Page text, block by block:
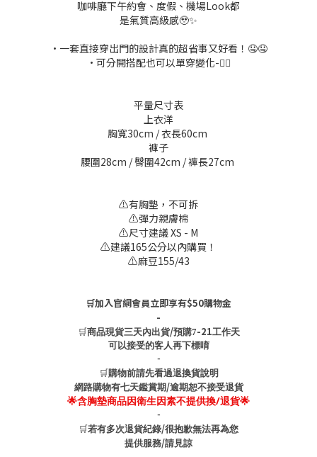
咖啡廳下午約會、度假、機場Look都
是氣質高級感🥹✨
•一套直接穿出門的設計真的超省事又好看！🤤🤤
•可分開搭配也可以單穿變化-👍🏻
平量尺寸表
上衣洋
胸寬30cm / 衣長60cm
褲子
腰圍28cm / 臀圍42cm / 褲長27cm
⚠️有胸墊，不可拆
⚠️彈力親膚棉
⚠️尺寸建議 XS - M
⚠️建議165公分以內購買！
⚠️麻豆155/43
🛒加入官網會員立即享有$50購物金
-
🛒商品現貨三天內出貨/預購7-21工作天
可以接受的客人再下標唷
-
🛒購物前請先看過退換貨說明
網路購物有七天鑑賞期/逾期恕不接受退貨
🌟含胸墊商品因衛生因素不提供換/退貨🌟
-
🛒若有多次退貨紀錄/很抱歉無法再為您
提供服務/請見諒